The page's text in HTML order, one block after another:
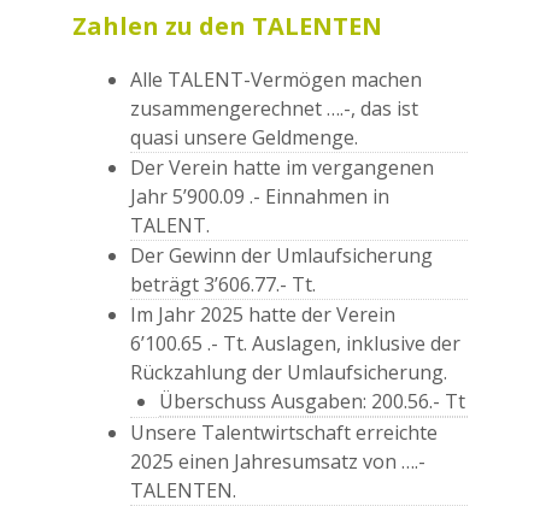
Zahlen zu den TALENTEN
Alle TALENT-Vermögen machen
zusammengerechnet ….-, das ist
quasi unsere Geldmenge.
Der Verein hatte im vergangenen
Jahr 5’900.09 .- Einnahmen in
TALENT.
Der Gewinn der Umlaufsicherung
beträgt 3’606.77.- Tt.
Im Jahr 2025 hatte der Verein
6’100.65 .- Tt. Auslagen, inklusive der
Rückzahlung der Umlaufsicherung.
Überschuss Ausgaben: 200.56.- Tt
Unsere Talentwirtschaft erreichte
2025 einen Jahresumsatz von ….-
TALENTEN.